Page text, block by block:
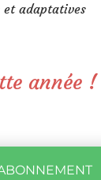
et adaptatives
année !